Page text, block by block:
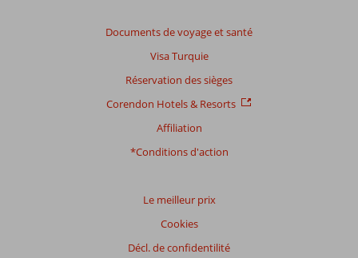
Documents de voyage et santé
Visa Turquie
Réservation des sièges
Corendon Hotels & Resorts
Affiliation
*Conditions d'action
Le meilleur prix
Cookies
Décl. de confidentilité